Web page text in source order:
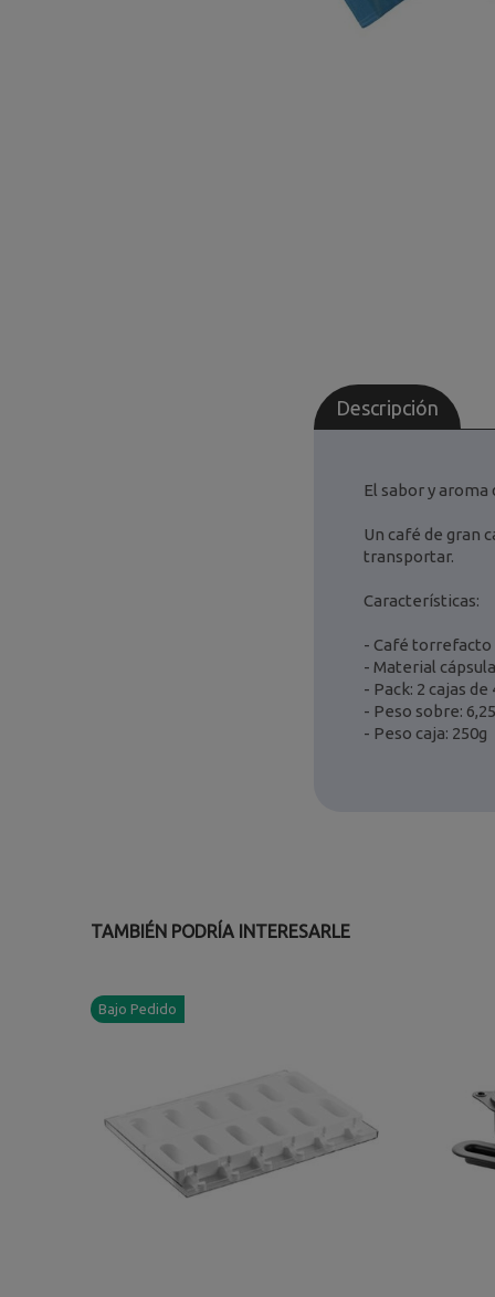
Descripción
El sabor y
Un café de gran
transportar.
Características:
- Café torrefacto
- Material
- Pack: 2 cajas
- Peso sobre:
- Peso caja: 250g
TAMBIÉN PODRÍA INTERESARLE
Bajo Pedido